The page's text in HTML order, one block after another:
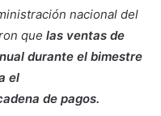
nacional del
que las ventas de
durante el bimestre
el
de pagos.